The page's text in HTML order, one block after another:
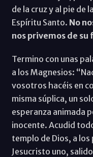
de la cruz y al pie de
Espíritu Santo. No
nos privemos de
Termino con unas
a los Magnesios:
vosotros hacéis en
misma súplica, un
esperanza animada
inocente. Acudid
templo de Dios, a
Jesucristo uno,